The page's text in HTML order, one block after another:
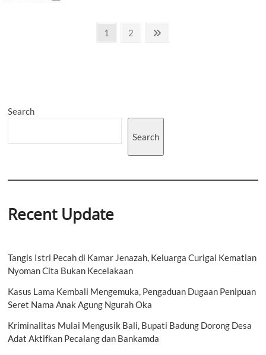
Page
1 Page
2
Search
Search
Recent Update
Tangis Istri Pecah di Kamar Jenazah, Keluarga Curigai Kematian
Nyoman Cita Bukan Kecelakaan
Kasus Lama Kembali Mengemuka, Pengaduan Dugaan Penipuan
Seret Nama Anak Agung Ngurah Oka
Kriminalitas Mulai Mengusik Bali, Bupati Badung Dorong Desa
Adat Aktifkan Pecalang dan Bankamda